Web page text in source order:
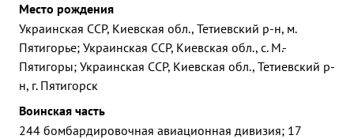
Место рождения
Украинская ССР, Киевская обл., Тетиевский р-н, м.
Пятигорье; Украинская ССР, Киевская обл., с. М.-
Пятигоры; Украинская ССР, Киевская обл., Тетиевский р-
н, г. Пятигорск
Воинская часть
244 бомбардировочная авиационная дивизия; 17